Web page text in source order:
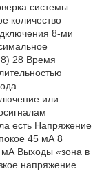
системы
количество
8-ми
8) 28 Время
или
есть Напряжение
45 мА 8
мА Выходы «зона в
напряжение